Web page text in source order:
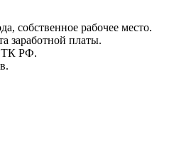
собственное рабочее место.
заработной платы.
ТК РФ.